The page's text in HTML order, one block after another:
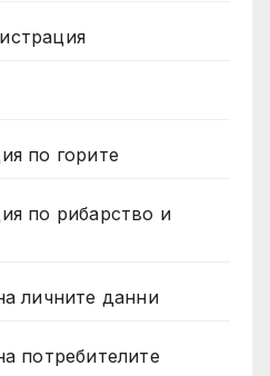
по горите
по рибарство и
личните данни
потребителите